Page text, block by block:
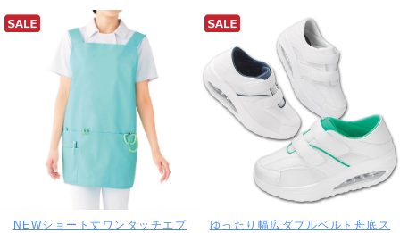
NEWショート丈ワンタッチエプ
ゆったり幅広ダブルベルト舟底ス